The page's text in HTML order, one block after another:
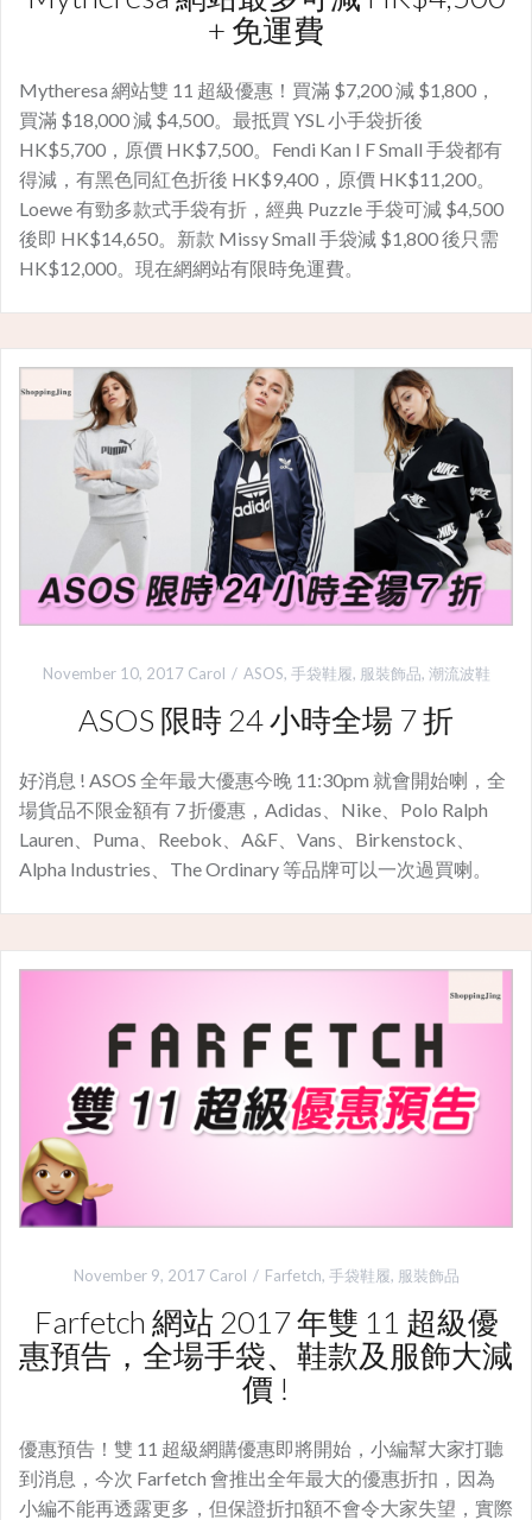
+ 免運費
Mytheresa 網站雙 11 超級優惠！買滿 $7,200 減 $1,800，
買滿 $18,000 減 $4,500。最抵買 YSL 小手袋折後
HK$5,700，原價 HK$7,500。Fendi Kan I F Small 手袋都有
得減，有黑色同紅色折後 HK$9,400，原價 HK$11,200。
Loewe 有勁多款式手袋有折，經典 Puzzle 手袋可減 $4,500
後即 HK$14,650。新款 Missy Small 手袋減 $1,800 後只需
HK$12,000。現在網網站有限時免運費。
November 10, 2017 Carol ASOS, 手袋鞋履, 服裝飾品, 潮流波鞋
ASOS 限時 24 小時全場 7 折
好消息 ! ASOS 全年最大優惠今晚 11:30pm 就會開始喇，全
場貨品不限金額有 7 折優惠，Adidas、Nike、Polo Ralph
Lauren、Puma、Reebok、A&F、Vans、Birkenstock、
Alpha Industries、The Ordinary 等品牌可以一次過買喇。
November 9, 2017 Carol Farfetch, 手袋鞋履, 服裝飾品
Farfetch 網站 2017 年雙 11 超級優
惠預告，全場手袋、鞋款及服飾大減
價 !
優惠預告！雙 11 超級網購優惠即將開始，小編幫大家打聽
到消息，今次 Farfetch 會推出全年最大的優惠折扣，因為
小編不能再透露更多，但保證折扣額不會令大家失望，實際